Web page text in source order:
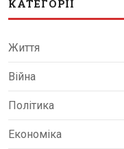
КАТЕГОРІЇ
Життя
Війна
Політика
Економіка